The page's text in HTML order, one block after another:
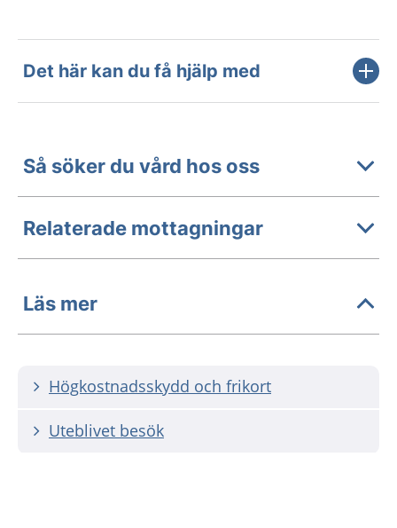
Det här kan du få hjälp med
Så söker du vård hos oss
Relaterade mottagningar
Läs mer
Högkostnadsskydd och frikort
Uteblivet besök